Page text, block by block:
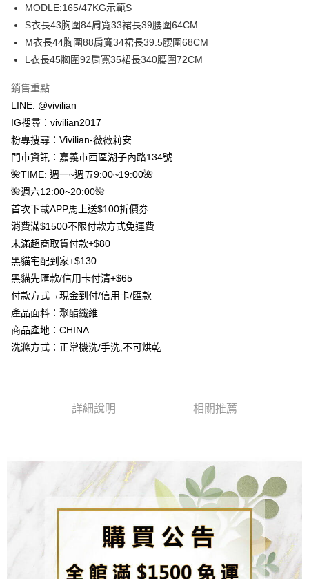
上海商業儲蓄銀行
國泰世華商業銀行
兆豐國際商業銀行
臺灣中小企業銀行
台中商業銀行
匯豐（台灣）商業銀行
聯邦商業銀行
遠東國際商業銀行
元大商業銀行
台新國際商業銀行
台灣樂天信用卡公司
LINE Pay
Apple Pay
街口支付
Google Pay
大哥付你分期
相關說明
【大哥付你分期使用說明】
1.本服務由台灣大哥大提供，台灣大哥大用戶可立即使用無須另外申請。
2.付款方式選擇「大哥付你分期」，訂單成立後會自動跳轉到大哥付的交易
流程，驗證手機門號後，選擇欲分期的期數、繳款截止日，確認付款後即完
成交易。
3.實際核准額度、可分期數及費用金額請依後續交易確認頁面所載為準。
4.訂單成立30分鐘內，如未前往確認交易或遇審核未通過，訂單將自動取
消。如遇「轉專審核」未通過狀況，表示未達大哥付你分期系統評分，恕無
法說明評估內容。
【繳款方式說明】
醒簡訊。
2.透過簡訊連結打開帳單後，可選擇「超商條碼／台灣大直營門市／銀行轉
帳／街口支付／iPASS MONEY」等通路繳費。
【注意事項】
1.本服務係由「台灣大哥大股份有限公司」（以下簡稱本公司）所提供，讓
由本公司與您本人進行分期帳單所需資料之確認、核對及更正。
AFTEE先享後付
相關說明
【關於「AFTEE先享後付」】
便利好安心！
１．簡單：不需註冊會員、不需綁卡、不需儲值。
２．便利：只要手機號碼，簡訊認證，即可結帳。
３．安心：先確認商品／服務後，再付款。
【「AFTEE先享後付」結帳流程】
結帳頁面，進行簡訊認證並確認金額後，即可完成結帳。
２．訂單成立數日內，您將收到繳費通知簡訊。
３．收到繳費通知簡訊後14天內，點擊此簡訊中的連結，可透過四大超商／
ATM／網路銀行／等多元方式進行付款，方視為交易完成。
※ 請注意：結帳手續完成當下不需立刻繳費，但若您需要取消訂單，請聯絡
客戶支援中心」https://netprotections.freshdesk.com/support/home
易，需依本服務之必要範圍內提供個人資料，並將交易相關給付款項請求債
權轉讓予恩沛科技股份有限公司。
２．關於個人資料處理事宜，請瀏覽以下網址：
https://aftee.tw/terms/#terms3
３．未成年的使用者請事先徵得法定代理人或監護人之同意方可使用
「AFTEE先享後付」，若未經同意申辦者引起之損失，本公司不負相關責
４．使用「AFTEE先享後付」時，將依據個別帳號之用戶狀況，依本公司即
時審查核予不同之上限額度；若仍有額度不足之情形，本公司將視審查結果
請求用戶進行身份認證。
ATM付款
貨到付款
運送方式
全家取貨付款
每筆NT$80，滿NT$1,500(含以上)免運費
7-11取貨付款
每筆NT$80，滿NT$1,500(含以上)免運費
MODLE:165/47KG示範S
S衣長43胸圍84肩寬33裙長39腰圍64CM
M衣長44胸圍88肩寬34裙長39.5腰圍68CM
L衣長45胸圍92肩寬35裙長340腰圍72CM
銷售重點
LINE: @vivilian
IG搜尋：vivilian2017
粉專搜尋：Vivilian-薇薇莉安
門市資訊：嘉義市西區湖子內路134號
🌺TIME: 週一~週五9:00~19:00🌺
🌺週六12:00~20:00🌺
首次下載APP馬上送$100折價券
消費滿$1500不限付款方式免運費
未滿超商取貨付款+$80
黑貓宅配到家+$130
黑貓先匯款/信用卡付清+$65
付款方式→現金到付/信用卡/匯款
產品面料：聚酯纖維
商品產地：CHINA
洗滌方式：正常機洗/手洗,不可烘乾
詳細說明 相關推薦